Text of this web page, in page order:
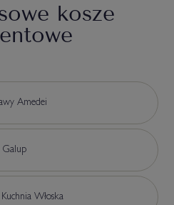
kosze
Amedei
Galup
Włoska